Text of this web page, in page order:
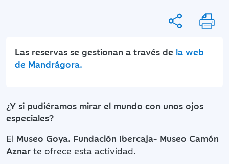
Las reservas se gestionan a través de la web
de Mandrágora.
¿Y si pudiéramos mirar el mundo con unos ojos
especiales?
El Museo Goya. Fundación Ibercaja- Museo Camón
Aznar te ofrece esta actividad.